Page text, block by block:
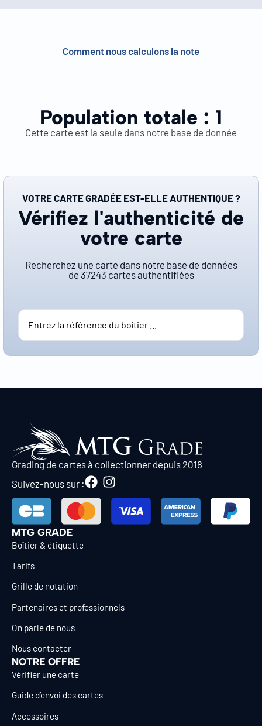
Comment nous calculons la note
Population totale : 1
Cette carte est la seule dans notre base de donnée
VOTRE CARTE GRADÉE EST-ELLE AUTHENTIQUE ?
Vérifiez l'authenticité de
votre carte
Recherchez une carte dans notre base de données
de 37243 cartes authentifiées
Grading de cartes à collectionner depuis 2018
Suivez-nous sur :
MTG GRADE
Boîtier & étiquette
Tarifs
Grille de notation
Partenaires et professionnels
On parle de nous
Nous contacter
NOTRE OFFRE
Vérifier une carte
Guide d’envoi des cartes
Accessoires